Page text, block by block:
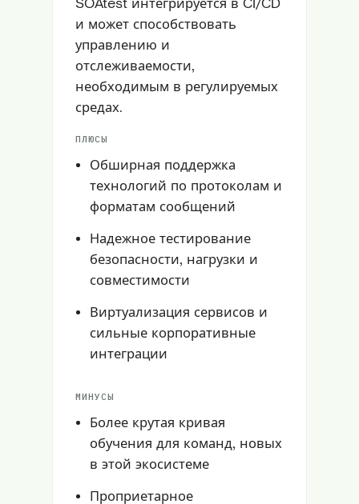
и может способствовать
управлению и
отслеживаемости,
необходимым в регулируемых
средах.
ПЛЮСЫ
Обширная поддержка
технологий по протоколам и
форматам сообщений
Надежное тестирование
безопасности, нагрузки и
совместимости
Виртуализация сервисов и
сильные корпоративные
интеграции
МИНУСЫ
Более крутая кривая
обучения для команд, новых
в этой экосистеме
Проприетарное